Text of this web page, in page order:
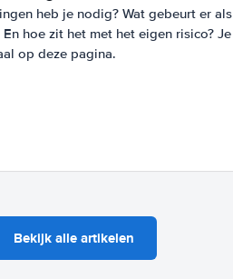
heb je nodig? Wat gebeurt er als
hoe zit het met het eigen risico? Je
op deze pagina.
Bekijk alle artikelen